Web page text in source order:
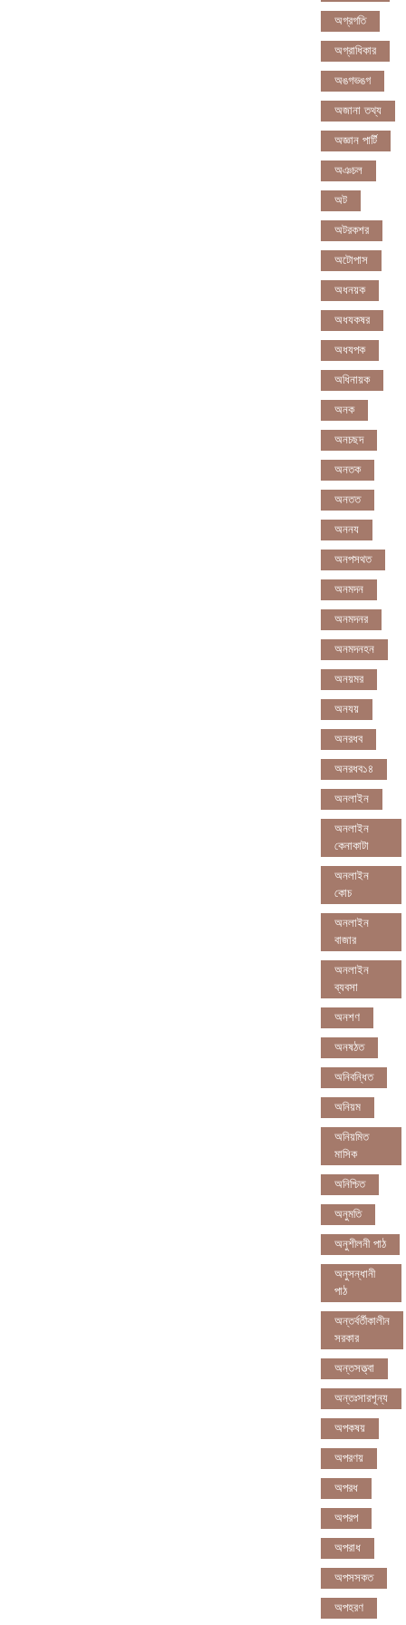
অগ্রগতি
অগ্রাধিকার
অঙগভঙগ
অজানা তথ্য
অজ্ঞান পার্টি
অঞচল
অট
অটরকশর
অটোপাস
অধনয়ক
অধযকষর
অধযপক
অধিনায়ক
অনক
অনচছদ
অনতক
অনতত
অননয
অনপসথত
অনমদন
অনমদনর
অনমদনহন
অনয়মর
অনযয়
অনরধব
অনরধব১৪
অনলাইন
অনলাইন
কেনাকাটা
অনলাইন
কোচ
অনলাইন
বাজার
অনলাইন
ব্যবসা
অনশণ
অনষঠত
অনিবন্ধিত
অনিয়ম
অনিয়মিত
মাসিক
অনিশ্চিত
অনুমতি
অনুশীলনী পাঠ
অনুসন্ধানী
পাঠ
অন্তর্বর্তীকালীন
সরকার
অন্তসত্ত্বা
অন্তঃসারশূন্য
অপকষয়
অপরণয়
অপরধ
অপরপ
অপরাধ
অপসসকত
অপহরণ